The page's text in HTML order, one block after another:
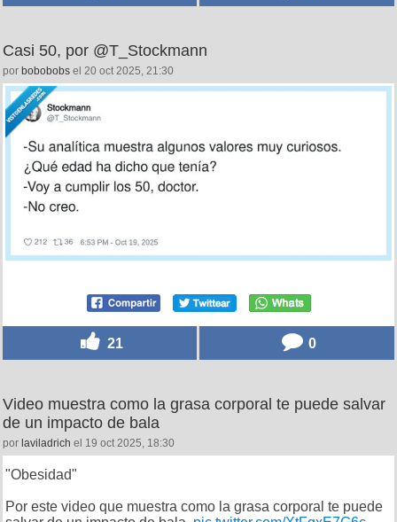
Casi 50, por @T_Stockmann
por bobobobs el 20 oct 2025, 21:30
21 0
Video muestra como la grasa corporal te puede salvar
de un impacto de bala
por laviladrich el 19 oct 2025, 18:30
"Obesidad"
Por este video que muestra como la grasa corporal te puede